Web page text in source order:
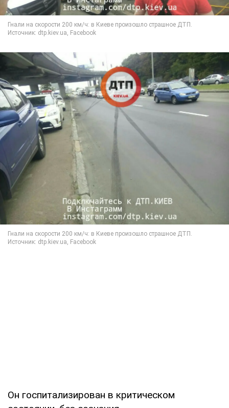
Он госпитализирован в критическом